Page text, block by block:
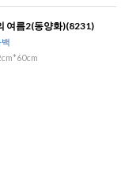
여름2(동양화)(8231)